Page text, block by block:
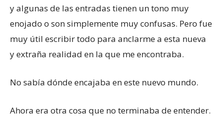
y algunas de las entradas tienen un tono muy
enojado o son simplemente muy confusas. Pero fue
muy útil escribir todo para anclarme a esta nueva
y extraña realidad en la que me encontraba.
No sabía dónde encajaba en este nuevo mundo.
Ahora era otra cosa que no terminaba de entender.